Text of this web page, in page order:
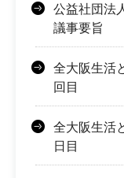
公益社団法
議事要旨
全大阪生活
回目
全大阪生活
日目